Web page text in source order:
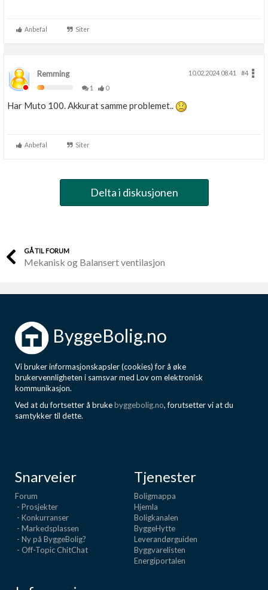
Anbefal Siter
Remming 10.02.2024 08.41
#4
1
0
Har Muto 100. Akkurat samme problemet..
Anbefal Siter
Delta i diskusjonen
GÅ TIL FORUM
Mekanisk og Balansert ventilasjon
ByggeBolig.no
Vi bruker informasjonskapsler (cookies) for å øke
brukervennligheten i samsvar med Lov om elektronisk
kommunikasjon.
Ved at du fortsetter å brukebyggebolig.no, forutsetter vi at du
samtykker til dette.
Snarveier
Forum
- Prosjekter
- Konkurranser
- Markedsplassen
- Ny på ByggeBolig?
- Off-Topic ChitChat
Tjenester
Boligmappa
Hjemla
Boligkanalen
ByggeHytte
Leverandørguiden
Byggvarelisten
Energiportalen